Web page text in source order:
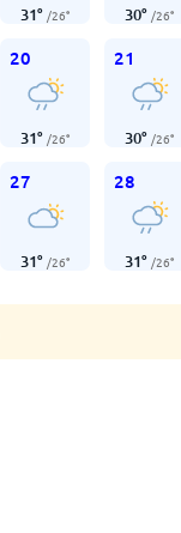
31° /26° 30° /26°
20
31° /26°
21
30° /26°
27
31° /26°
28
31° /26°